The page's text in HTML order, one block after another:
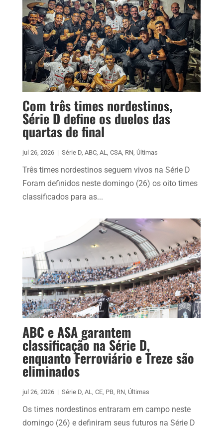
Com três times nordestinos,
Série D define os duelos das
quartas de final
jul 26, 2026 | Série D, ABC, AL, CSA, RN, Últimas
Três times nordestinos seguem vivos na Série D
Foram definidos neste domingo (26) os oito times
classificados para as...
ABC e ASA garantem
classificação na Série D,
enquanto Ferroviário e Treze são
eliminados
jul 26, 2026 | Série D, AL, CE, PB, RN, Últimas
Os times nordestinos entraram em campo neste
domingo (26) e definiram seus futuros na Série D